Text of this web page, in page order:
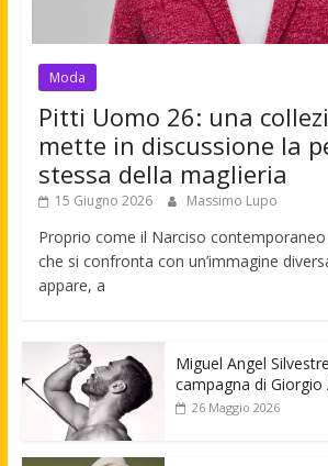
Moda
Pitti Uomo 26: una
mette in discussione la
stessa della maglieria
15 Giugno 2026 Massimo Lupo
Proprio come il Narciso
che si confronta con un’immagine
appare, a
Miguel Angel
campagna di Giorgio
26 Maggio 2026